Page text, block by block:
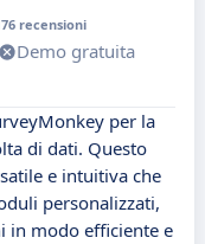
recensioni
Demo gratuita
per la
di dati. Questo
e intuitiva che
personalizzati,
in modo efficiente e